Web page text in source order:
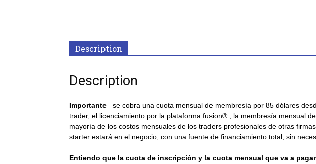
Description
Description
Importante– se cobra una cuota mensual de membresía por 85 dólares
trader, el licenciamiento por la plataforma fusion® , la membresía mensual
mayoría de los costos mensuales de los traders profesionales de otras
starter estará en el negocio, con una fuente de financiamiento total, sin
Entiendo que la cuota de inscripción y la cuota mensual que va a